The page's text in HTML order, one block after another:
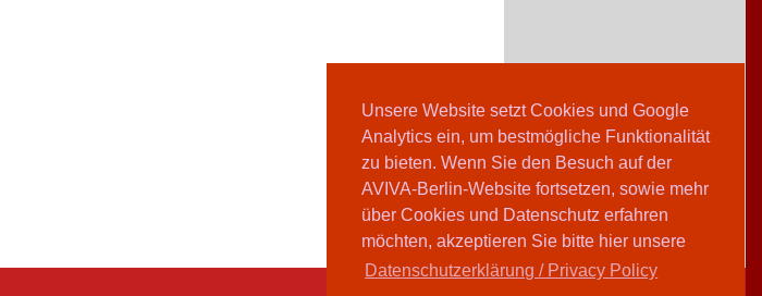
Unsere Website setzt Cookies und Google
Analytics ein, um bestmögliche Funktionalität
zu bieten. Wenn Sie den Besuch auf der
AVIVA-Berlin-Website fortsetzen, sowie mehr
über Cookies und Datenschutz erfahren
möchten, akzeptieren Sie bitte hier unsere
Datenschutzerklärung / Privacy Policy